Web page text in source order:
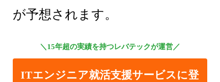
が予想されます。
＼15年超の実績を持つレバテックが運営／
ITエンジニア就活支援サービスに登